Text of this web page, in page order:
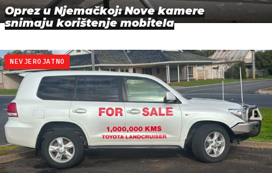
Oprez u Njemačkoj: Nove kamere
snimaju korištenje mobitela
NEVJEROJATNO